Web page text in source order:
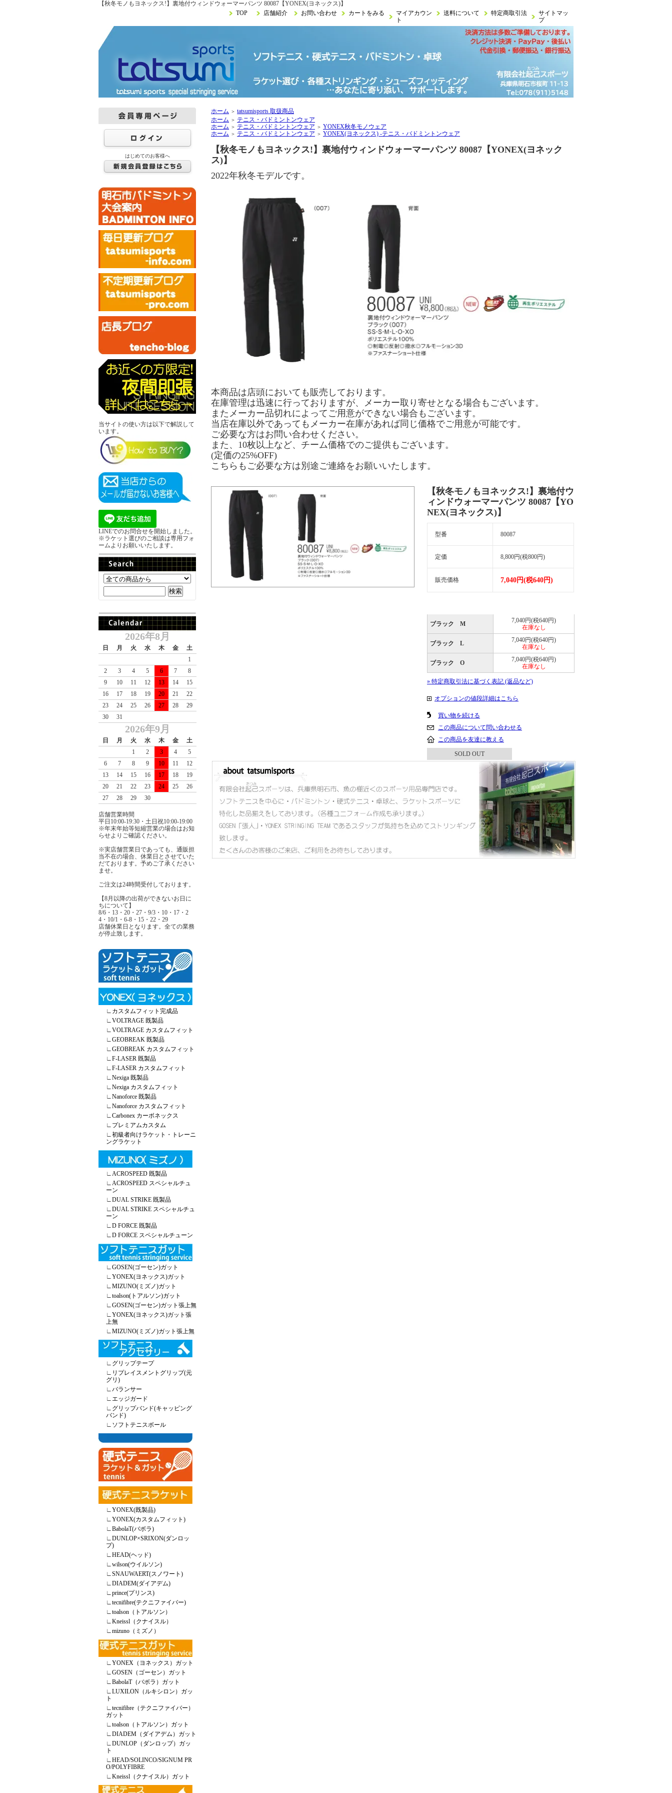
【秋冬モノもヨネックス!】裏地付ウィンドウォーマーパンツ 80087【YONEX(ヨネックス)】
TOP
店舗紹介 お問い合わせ カートをみる
マイアカウン
ト
送料について 特定商取引法
サイトマッ
プ
はじめてのお客様へ
当サイトの使い方は以下で解説して
います。
LINEでのお問合せを開始しました。
※ラケット選びのご相談は専用フォ
ームよりお願いいたします。
2026年8月
日 月 火 水 木 金
土
1
2
3 4 5 6 7
8
9
10 11 12 13 14
15
16
17 18 19 20 21
22
23
24 25 26 27 28
29
30
31
2026年9月
日 月 火 水 木 金
土
1
2 3 4
5
6
7 8 9 10 11
12
13
14 15 16 17 18
19
20
21 22 23 24 25
26
27
28 29 30
店舗営業時間
平日10:00-19:30・土日祝10:00-19:00
※年末年始等短縮営業の場合はお知
らせよりご確認ください。
※実店舗営業日であっても、通販担
当不在の場合、休業日とさせていた
だております。予めご了承ください
ませ。
ご注文は24時間受付しております。
【8月以降の出荷ができないお日に
ちについて】
8/6・13・20・27・9/3・10・17・2
4・10/1・6-8・15・22・29
店舗休業日となります。全ての業務
が停止致します。
∟ カスタムフィット完成品
∟VOLTRAGE 既製品
∟VOLTRAGE カスタムフィット
∟GEOBREAK 既製品
∟GEOBREAK カスタムフィット
∟F-LASER 既製品
∟F-LASER カスタムフィット
∟Nexiga 既製品
∟Nexiga カスタムフィット
∟Nanoforce 既製品
∟Nanoforce カスタムフィット
∟Carbonex カーボネックス
∟ プレミアムカスタム
∟初級者向けラケット・トレーニ
ングラケット
∟ACROSPEED 既製品
∟ACROSPEED スペシャルチュ
ーン
∟DUAL STRIKE 既製品
∟DUAL STRIKE スペシャルチュ
ーン
∟D FORCE 既製品
∟D FORCE スペシャルチューン
∟GOSEN(ゴーセン)ガット
∟YONEX(ヨネックス)ガット
∟MIZUNO(ミズノ)ガット
∟toalson(トアルソン)ガット
∟GOSEN(ゴーセン)ガット張上無
∟YONEX(ヨネックス)ガット張
上無
∟MIZUNO(ミズノ)ガット張上無
∟ グリップテープ
∟ リプレイスメントグリップ(元
グリ)
∟バランサー
∟エッジガード
∟ グリップバンド(キャッピング
バンド)
∟ ソフトテニスボール
∟YONEX(既製品)
∟YONEX(カスタムフィット)
∟BabolaT(バボラ)
∟DUNLOP×SRIXON(ダンロッ
プ)
∟HEAD(ヘッド)
∟wilson(ウイルソン)
∟SNAUWAERT(スノワート)
∟DIADEM(ダイアデム)
∟prince(プリンス)
∟tecnifibre(テクニファイバー)
∟toalson（トアルソン）
∟Kneissl（クナイスル）
∟mizuno（ミズノ）
∟YONEX（ヨネックス）ガット
∟GOSEN（ゴーセン）ガット
∟BabolaT（バボラ）ガット
∟LUXILON（ルキシロン）ガッ
ト
∟tecnifibre（テクニファイバー）
ガット
∟toalson（トアルソン）ガット
∟DIADEM（ダイアデム）ガット
∟DUNLOP（ダンロップ）ガッ
ト
∟HEAD/SOLINCO/SIGNUM PR
O/POLYFIBRE
∟Kneissl（クナイスル）ガット
ホーム ＞ tatsumisports 取扱商品
ホーム ＞ テニス・バドミントンウェア
ホーム ＞ テニス・バドミントンウェア ＞ YONEX秋冬モノウェア
ホーム ＞ テニス・バドミントンウェア ＞ YONEX(ヨネックス) -テニス・バドミントンウェア
【秋冬モノもヨネックス!】裏地付ウィンドウォーマーパンツ 80087【YONEX(ヨネック
ス)】
2022年秋冬モデルです。
本商品は店頭においても販売しております。
在庫管理は迅速に行っておりますが、メーカー取り寄せとなる場合もございます。
またメーカー品切れによってご用意ができない場合もございます。
当店在庫以外であってもメーカー在庫があれば同じ価格でご用意が可能です。
ご必要な方はお問い合わせください。
また、10枚以上など、チーム価格でのご提供もございます。
(定価の25%OFF)
こちらもご必要な方は別途ご連絡をお願いいたします。
【秋冬モノもヨネックス!】裏地付ウ
ィンドウォーマーパンツ 80087【YO
NEX(ヨネックス)】
型番 80087
定価 8,800円(税800円)
販売価格 7,040円(税640円)
ブラック M
7,040円(税640円)
在庫なし
ブラック L
7,040円(税640円)
在庫なし
ブラック O
7,040円(税640円)
在庫なし
» 特定商取引法に基づく表記 (返品など)
オプションの値段詳細はこちら
買い物を続ける
この商品について問い合わせる
この商品を友達に教える
SOLD OUT